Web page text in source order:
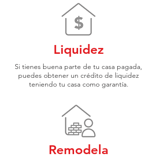
Liquidez
Si tienes buena parte de tu casa pagada,
puedes obtener un crédito de liquidez
teniendo tu casa como garantía.
Remodela